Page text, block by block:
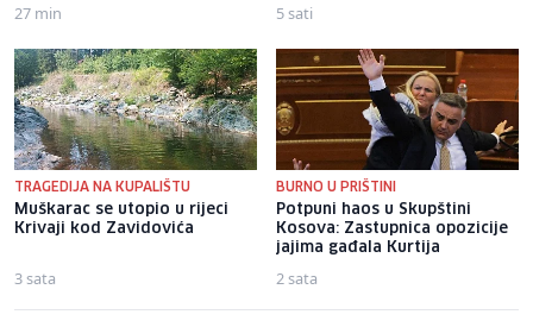
27 min 5 sati
TRAGEDIJA NA KUPALIŠTU
Muškarac se utopio u rijeci
Krivaji kod Zavidovića
3 sata
BURNO U PRIŠTINI
Potpuni haos u Skupštini
Kosova: Zastupnica opozicije
jajima gađala Kurtija
2 sata